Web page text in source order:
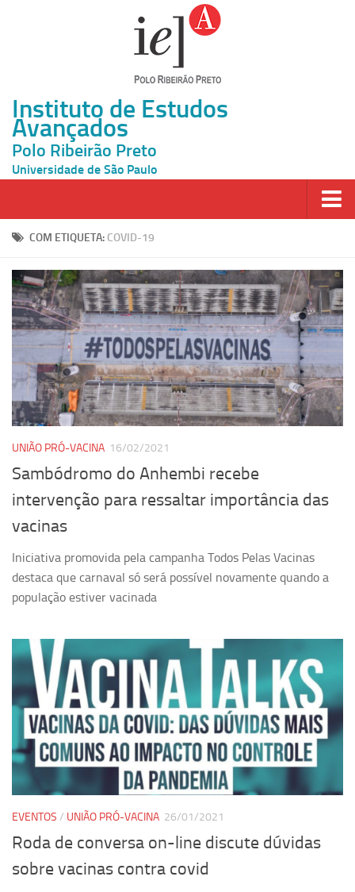
Instituto de Estudos
Avançados
Polo Ribeirão Preto
Universidade de São Paulo
Página Inicial
Inscrição
Atividades
Cátedras
Pesquisa
Grupos de Estudo
em Saúde com foco em Populações Vulneráveis
Grupos de Pesquisa
Criminologia Experimental e Segurança Pública
Grupo de Pesquisa GPUBLIC – Centro de Estudos em Gestão
e Políticas Públicas Contemporâneas
Grupos de pesquisa encerrados
Ano Sabático
Daniel Domingues dos Santos
Programas Ano Sabático Encerrados
Cíntia Rosa Pereira de Lima
Cristina Godoy Bernardo de Oliveira (FDRP)
Evandro Eduardo Seron Ruiz
Fabiana Cristina Severi (FDRP)
COM ETIQUETA: COVID-19
UNIÃO PRÓ-VACINA 16/02/2021
Sambódromo do Anhembi recebe
intervenção para ressaltar importância das
vacinas
Iniciativa promovida pela campanha Todos Pelas Vacinas
destaca que carnaval só será possível novamente quando a
população estiver vacinada
EVENTOS / UNIÃO PRÓ-VACINA 26/01/2021
Roda de conversa on-line discute dúvidas
sobre vacinas contra covid